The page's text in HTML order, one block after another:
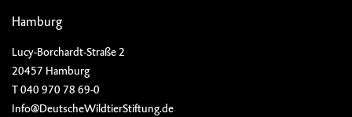
Hamburg
Lucy-Borchardt-Straße 2
20457 Hamburg
T 040 970 78 69-0
Info@DeutscheWildtierStiftung.de